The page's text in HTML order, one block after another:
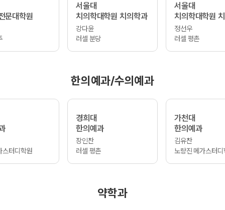
문대학원
서울대
치의학대학원 치의학과
강다윤
러셀 분당
서울대
치의학대학원
정선우
러셀 평촌
한의예과/수의예과
스터디학원
경희대
한의예과
장인찬
러셀 평촌
가천대
한의예과
김유찬
노량진 메가스터디
약학과